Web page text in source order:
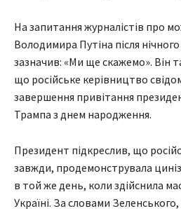
На запитання журналістів про
Володимира Путіна після
зазначив: «Ми ще скажемо». Він
що російське керівництво
завершення привітання
Трампа з днем народження.
Президент підкреслив, що
завжди, продемонструвала
в той же день, коли здійснила
Україні. За словами